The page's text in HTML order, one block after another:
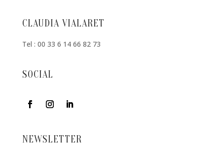
CLAUDIA VIALARET
Tel : 00 33 6 14 66 82 73
SOCIAL
NEWSLETTER